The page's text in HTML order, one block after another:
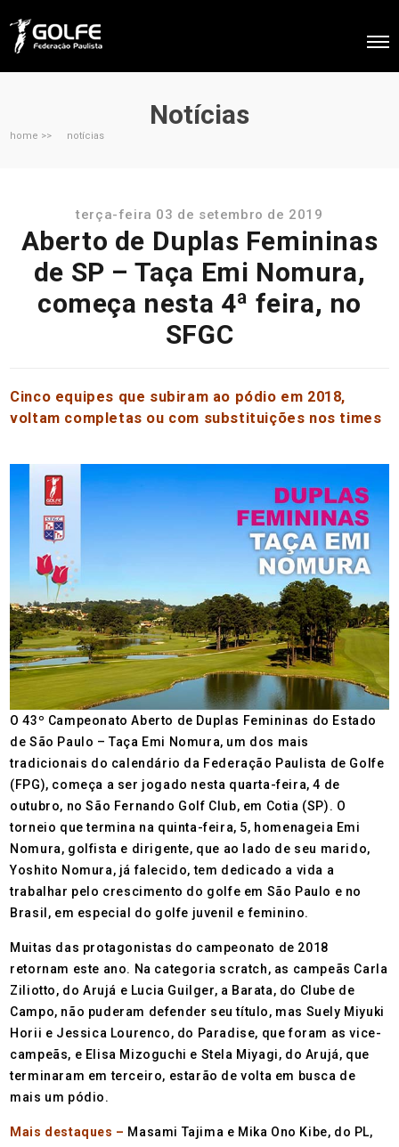
Notícias
home >> notícias
terça-feira 03 de setembro de 2019
Aberto de Duplas Femininas
de SP – Taça Emi Nomura,
começa nesta 4ª feira, no
SFGC
Cinco equipes que subiram ao pódio em 2018,
voltam completas ou com substituições nos times
O 43º Campeonato Aberto de Duplas Femininas do Estado
de São Paulo – Taça Emi Nomura, um dos mais
tradicionais do calendário da Federação Paulista de Golfe
(FPG), começa a ser jogado nesta quarta-feira, 4 de
outubro, no São Fernando Golf Club, em Cotia (SP). O
torneio que termina na quinta-feira, 5, homenageia Emi
Nomura, golfista e dirigente, que ao lado de seu marido,
Yoshito Nomura, já falecido, tem dedicado a vida a
trabalhar pelo crescimento do golfe em São Paulo e no
Brasil, em especial do golfe juvenil e feminino.
Muitas das protagonistas do campeonato de 2018
retornam este ano. Na categoria scratch, as campeãs Carla
Ziliotto, do Arujá e Lucia Guilger, a Barata, do Clube de
Campo, não puderam defender seu título, mas Suely Miyuki
Horii e Jessica Lourenco, do Paradise, que foram as vice-
campeãs, e Elisa Mizoguchi e Stela Miyagi, do Arujá, que
terminaram em terceiro, estarão de volta em busca de
mais um pódio.
Mais destaques – Masami Tajima e Mika Ono Kibe, do PL,